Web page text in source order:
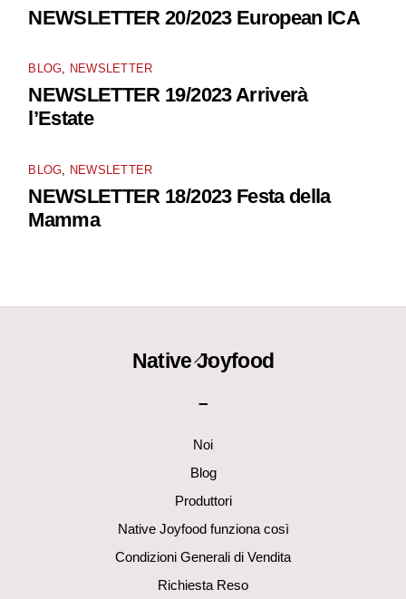
NEWSLETTER 20/2023 European ICA
BLOG, NEWSLETTER
NEWSLETTER 19/2023 Arriverà
l’Estate
BLOG NEWSLETTER
NEWSLETTER 18/2023 Festa della
Mamma
Back
Native Joyfood
–
Noi
Blog
Produttori
Native Joyfood funziona così
Condizioni Generali di Vendita
Richiesta Reso